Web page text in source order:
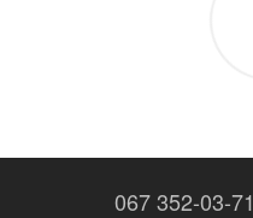
067 352-03-71